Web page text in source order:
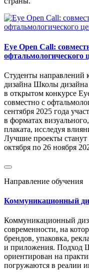
Eye Open Call:
офтальмологического
Студенты направлений
дизайна Школы
в открытом конкурсе
совместно с
сентября 2025 года
в форматах
плаката, исследуя
Лучшие проекты станут
октября по 26 ноября
Направление обучения
Коммуникационный
Коммуникационный
современности, на
брендов, упаковка,
и приложения.
ориентирован на
погружаются в реалии